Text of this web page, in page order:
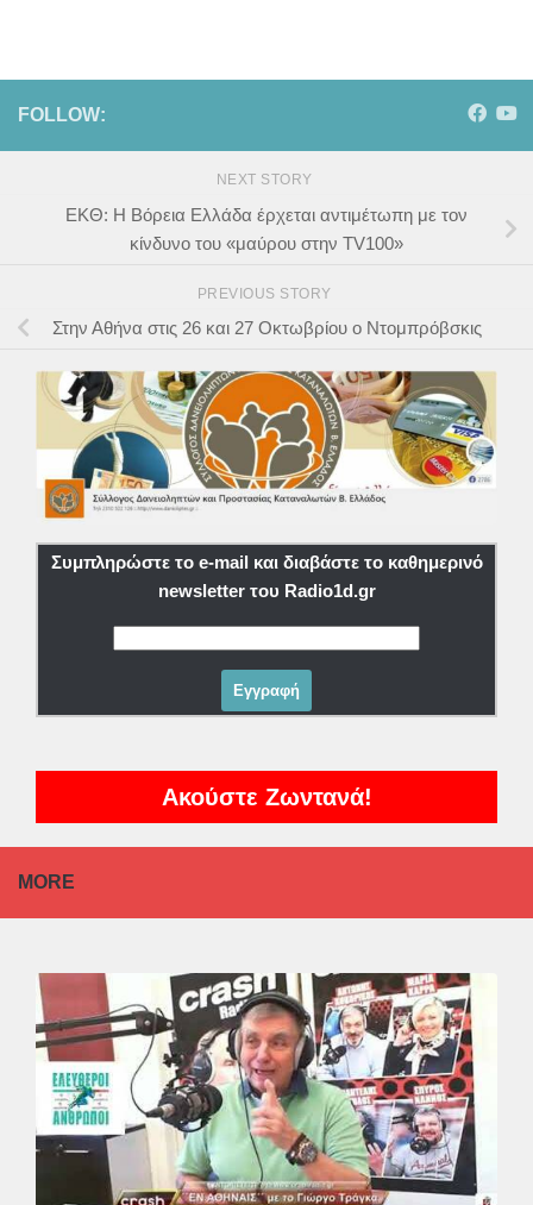
FOLLOW:
NEXT STORY
ΕΚΘ: Η Βόρεια Ελλάδα έρχεται αντιμέτωπη με τον
κίνδυνο του «μαύρου στην TV100»
PREVIOUS STORY
Στην Αθήνα στις 26 και 27 Οκτωβρίου ο Ντομπρόβσκις
Συμπληρώστε το e-mail και διαβάστε το καθημερινό
newsletter του Radio1d.gr
Ακούστε Ζωντανά!
MORE